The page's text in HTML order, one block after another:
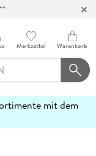
Merkzettel Warenkorb
mit dem